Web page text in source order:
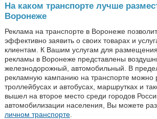
На каком транспорте лучше
Воронеже
Реклама на транспорте в Воронеже позволит
эффективно заявить о своих товарах и
клиентам. К Вашим услугам для
рекламы в Воронеже представлены
железнодорожный, автомобильный. В
рекламную кампанию на транспорте можно
троллейбусах и автобусах, маршрутках и
вышел на второе место среди городов
автомобилизации населения, Вы можете
личном транспорте.